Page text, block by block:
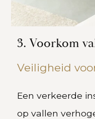
3. Voorkom
Veiligheid
Een verkeerde
op vallen